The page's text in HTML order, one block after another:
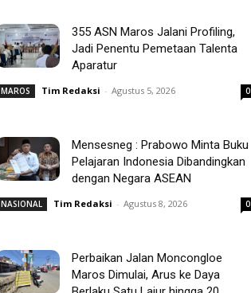
355 ASN Maros Jalani Profiling,
Jadi Penentu Pemetaan Talenta
Aparatur
MAROS Tim Redaksi - Agustus 5, 2026 0
Mensesneg : Prabowo Minta Buku
Pelajaran Indonesia Dibandingkan
dengan Negara ASEAN
NASIONAL Tim Redaksi - Agustus 8, 2026 0
Perbaikan Jalan Moncongloe
Maros Dimulai, Arus ke Daya